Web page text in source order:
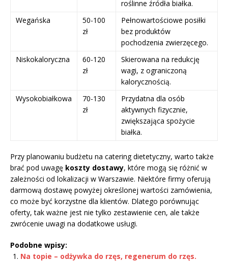
roślinne źródła białka.
Wegańska
50-100
zł
Pełnowartościowe posiłki
bez produktów
pochodzenia zwierzęcego.
Niskokaloryczna
60-120
zł
Skierowana na redukcję
wagi, z ograniczoną
kalorycznością.
Wysokobiałkowa
70-130
zł
Przydatna dla osób
aktywnych fizycznie,
zwiększająca spożycie
białka.
Przy planowaniu budżetu na catering dietetyczny, warto także
brać pod uwagę koszty dostawy, które mogą się różnić w
zależności od lokalizacji w Warszawie. Niektóre firmy oferują
darmową dostawę powyżej określonej wartości zamówienia,
co może być korzystne dla klientów. Dlatego porównując
oferty, tak ważne jest nie tylko zestawienie cen, ale także
zwrócenie uwagi na dodatkowe usługi.
Podobne wpisy:
Na topie – odżywka do rzęs, regenerum do rzęs.